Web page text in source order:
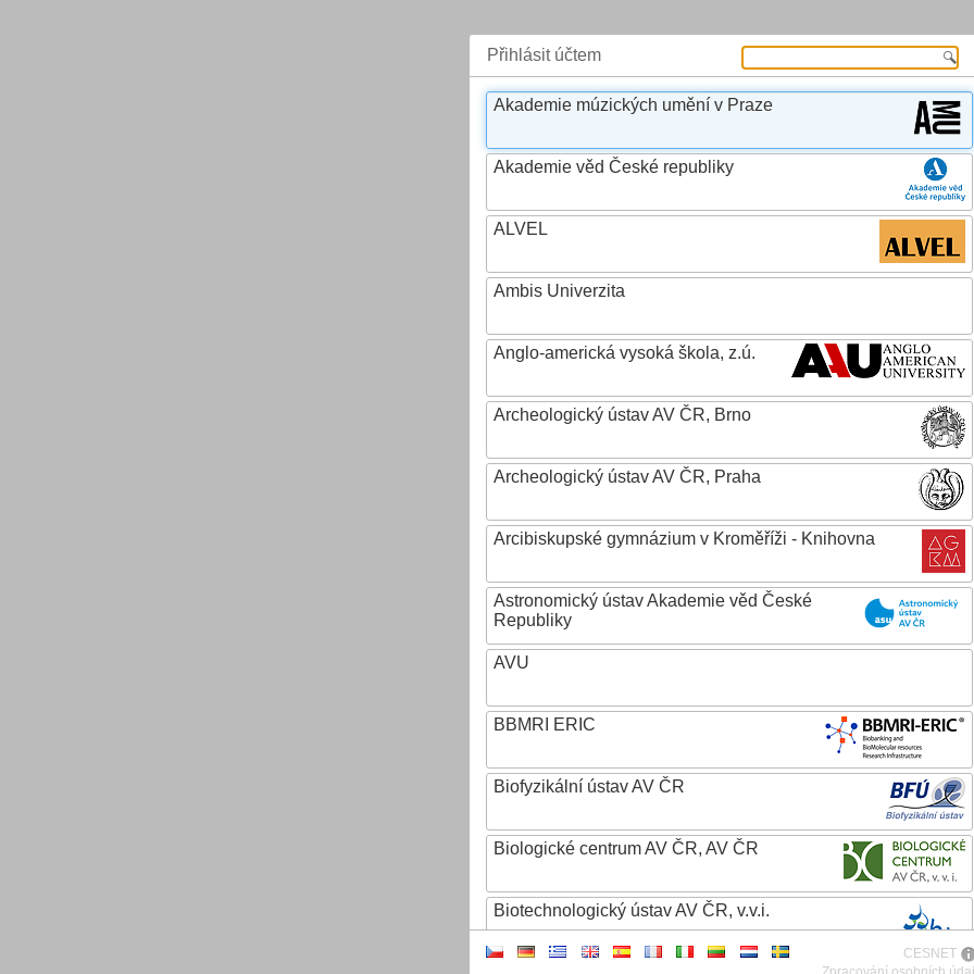
Přihlásit účtem
Akademie múzických umění v Praze
Akademie věd České republiky
ALVEL
Ambis Univerzita
Anglo-americká vysoká škola, z.ú.
Archeologický ústav AV ČR, Brno
Archeologický ústav AV ČR, Praha
Arcibiskupské gymnázium v Kroměříži - Knihovna
Astronomický ústav Akademie věd České
Republiky
AVU
BBMRI ERIC
Biofyzikální ústav AV ČR
Biologické centrum AV ČR, AV ČR
Biotechnologický ústav AV ČR, v.v.i.
CESNET